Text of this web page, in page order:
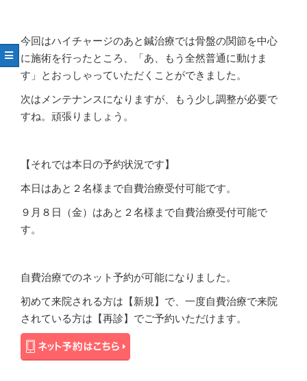
今回はハイチャージのあと鍼治療では骨盤の関節を中心
に施術を行ったところ、「あ、もう全然普通に動けま
す」とおっしゃっていただくことができました。
次はメンテナンスになりますが、もう少し調整が必要で
すね。頑張りましょう。
【それでは本日の予約状況です】
本日はあと２名様まで自費治療受付可能です。
９月８日（金）はあと２名様まで自費治療受付可能で
す。
自費治療でのネット予約が可能になりました。
初めて来院される方は【新規】で、一度自費治療で来院
されている方は【再診】でご予約いただけます。